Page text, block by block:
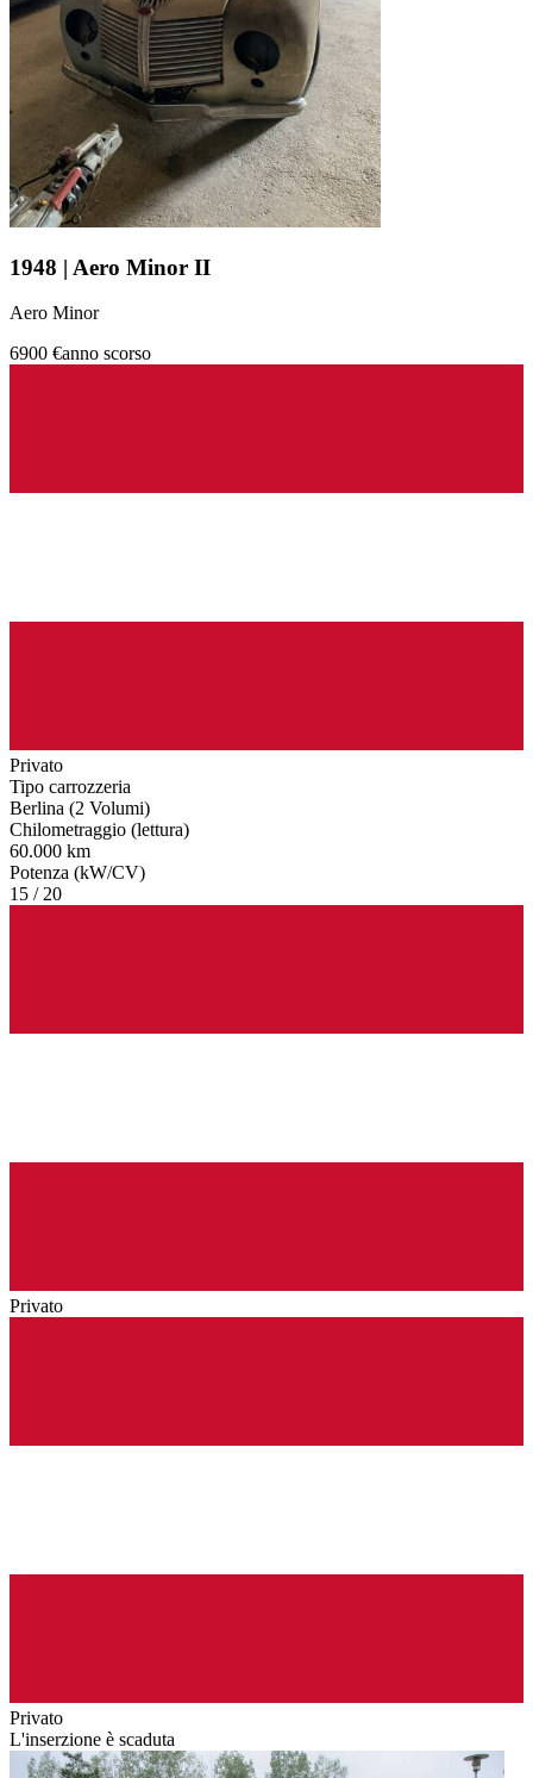
1948 | Aero Minor II
Aero Minor
6900 €anno scorso
Privato
Tipo carrozzeria
Berlina (2 Volumi)
Chilometraggio (lettura)
60.000 km
Potenza (kW/CV)
15 / 20
Privato
Privato
L'inserzione è scaduta